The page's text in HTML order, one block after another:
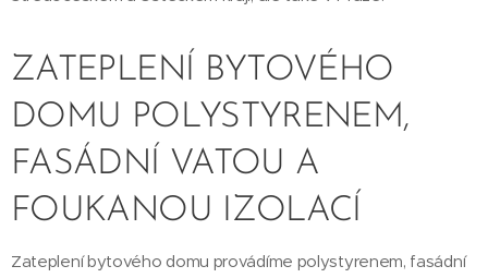
ZATEPLENÍ BYTOVÉHO
DOMU POLYSTYRENEM,
FASÁDNÍ VATOU A
FOUKANOU IZOLACÍ
Zateplení bytového domu provádíme polystyrenem, fasádní